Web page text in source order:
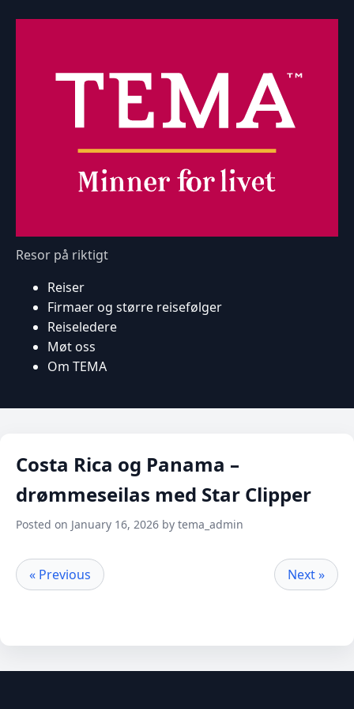
Resor på riktigt
Reiser
Firmaer og større reisefølger
Reiseledere
Møt oss
Om TEMA
Costa Rica og Panama –
drømmeseilas med Star Clipper
Posted on January 16, 2026 by tema_admin
« Previous Next »